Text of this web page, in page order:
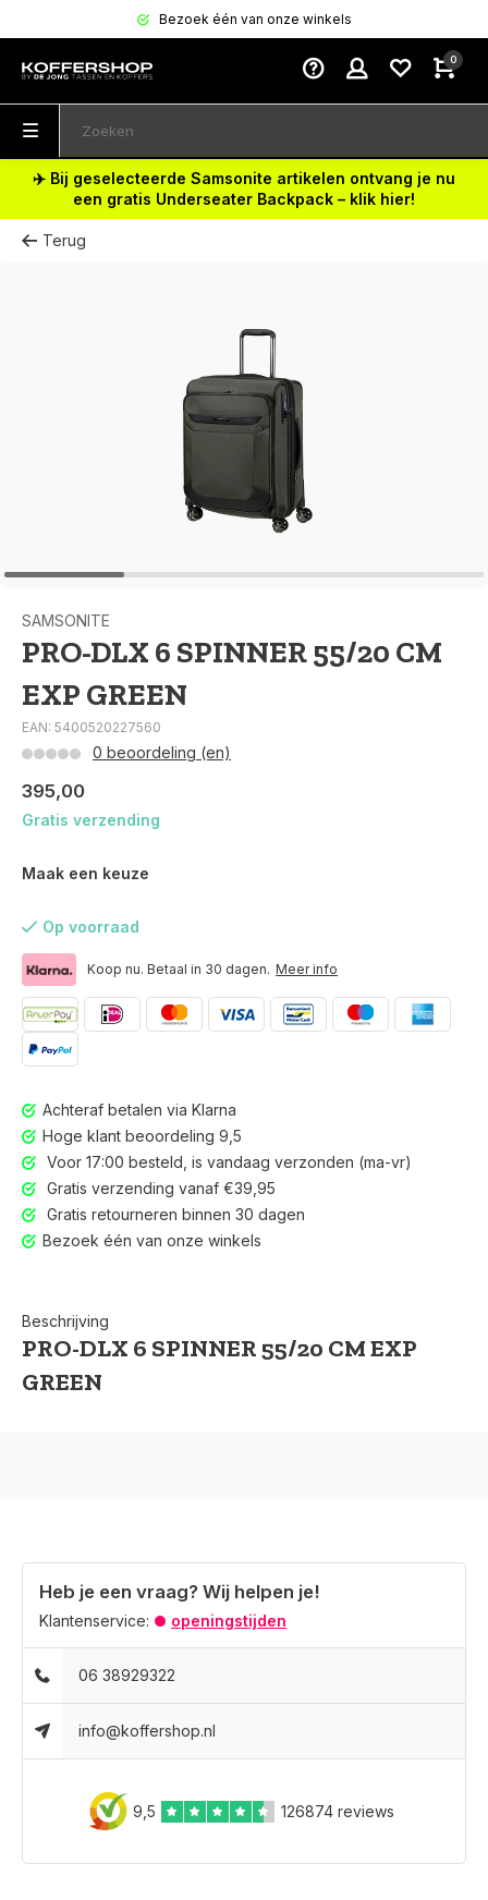
Bezoek één van onze winkels
Voor 17:00 besteld, is vandaag verzonden (ma-vr)
0
✈️ Bij geselecteerde Samsonite artikelen ontvang je nu
een gratis Underseater Backpack – klik hier!
Terug
SAMSONITE
PRO-DLX 6 SPINNER 55/20 CM
EXP GREEN
EAN: 5400520227560
0 beoordeling (en)
395,00
Gratis verzending
Maak een keuze
Op voorraad
Koop nu. Betaal in 30 dagen. Meer info
Achteraf betalen via Klarna
Hoge klant beoordeling 9,5
Voor 17:00 besteld, is vandaag verzonden (ma-vr)
Gratis verzending vanaf €39,95
Gratis retourneren binnen 30 dagen
Bezoek één van onze winkels
Beschrijving
PRO-DLX 6 SPINNER 55/20 CM EXP
GREEN
Heb je een vraag? Wij helpen je!
Klantenservice: openingstijden
06 38929322
info@koffershop.nl
9,5 126874 reviews